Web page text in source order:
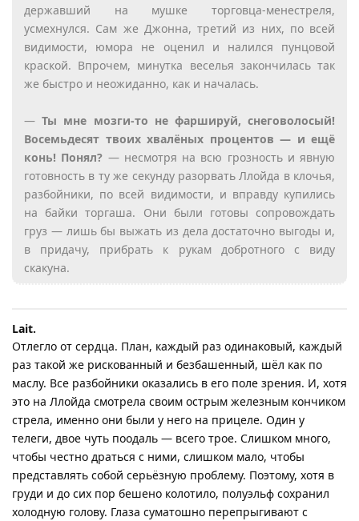
державший на мушке торговца-менестреля,
усмехнулся. Сам же Джонна, третий из них, по всей
видимости, юмора не оценил и налился пунцовой
краской. Впрочем, минутка веселья закончилась так
же быстро и неожиданно, как и началась.
—Ты мне мозги-то не фаршируй, снеговолосый!
Восемьдесят твоих хвалёных процентов — и ещё
конь! Понял? — несмотря на всю грозность и явную
готовность в ту же секунду разорвать Ллойда в клочья,
разбойники, по всей видимости, и вправду купились
на байки торгаша. Они были готовы сопровождать
груз — лишь бы выжать из дела достаточно выгоды и,
в придачу, прибрать к рукам добротного с виду
скакуна.
Lait.​
Отлегло от сердца. План, каждый раз одинаковый, каждый
раз такой же рискованный и безбашенный, шёл как по
маслу. Все разбойники оказались в его поле зрения. И, хотя
это на Ллойда смотрела своим острым железным кончиком
стрела, именно они были у него на прицеле. Один у
телеги, двое чуть поодаль — всего трое. Слишком много,
чтобы честно драться с ними, слишком мало, чтобы
представлять собой серьёзную проблему. Поэтому, хотя в
груди и до сих пор бешено колотило, полуэльф сохранил
холодную голову. Глаза суматошно перепрыгивают с